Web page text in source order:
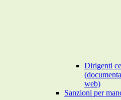
Dirigenti
web)
Sanzioni per